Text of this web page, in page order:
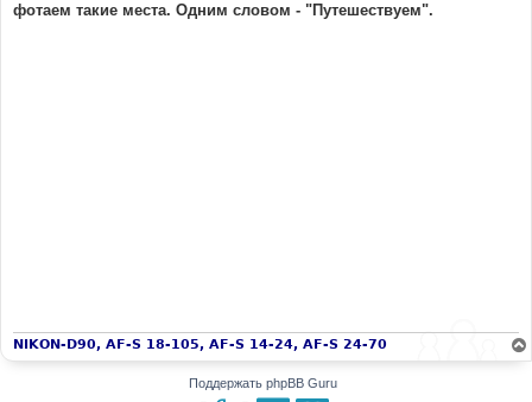
фотаем такие места. Одним словом - "Путешествуем".
NIKON-D90, AF-S 18-105, AF-S 14-24, AF-S 24-70
Поддержать phpBB Guru